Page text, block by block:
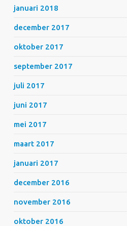
januari 2018
december 2017
oktober 2017
september 2017
juli 2017
juni 2017
mei 2017
maart 2017
januari 2017
december 2016
november 2016
oktober 2016